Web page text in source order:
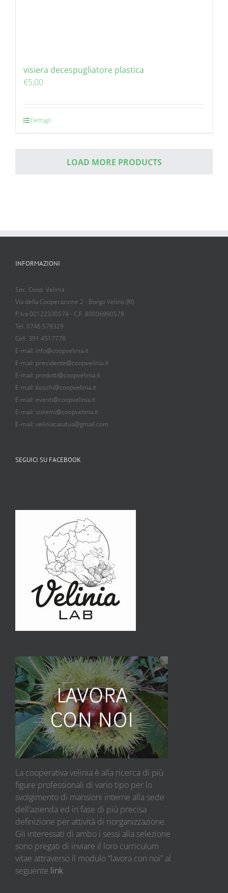
visiera decespugliatore plastica
€5,00
Dettagli
LOAD MORE PRODUCTS
INFORMAZIONI
Soc. Coop. Velinia
Via della Cooperazione 2 - Borgo Velino (RI)
P.Iva 00122330574 - C.F. 80006990578
Tel. 0746.578329
Cell. 391.4517778
E-mail: info@coopvelinia.it
E-mail: presidente@coopvelinia.it
E-mail: prodotti@coopvelinia.it
E-mail: boschi@coopvelinia.it
E-mail: eventi@coopvelinia.it
E-mail: sistemi@coopvelinia.it
E-mail: veliniacasatua@gmail.com
SEGUICI SU FACEBOOK
La cooperativa velinia è alla ricerca di più
figure professionali di vario tipo per lo
svolgimento di mansioni interne alla sede
dell’azienda ed in fase di più precisa
definizione per attività di riorganizzazione.
Gli interessati di ambo i sessi alla selezione
sono pregati di inviare il loro curriculum
vitae attraverso il modulo “lavora con noi” al
seguente link